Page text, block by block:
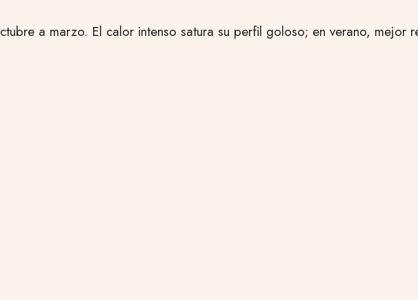
a marzo. El calor intenso satura su perfil goloso; en verano, mejor